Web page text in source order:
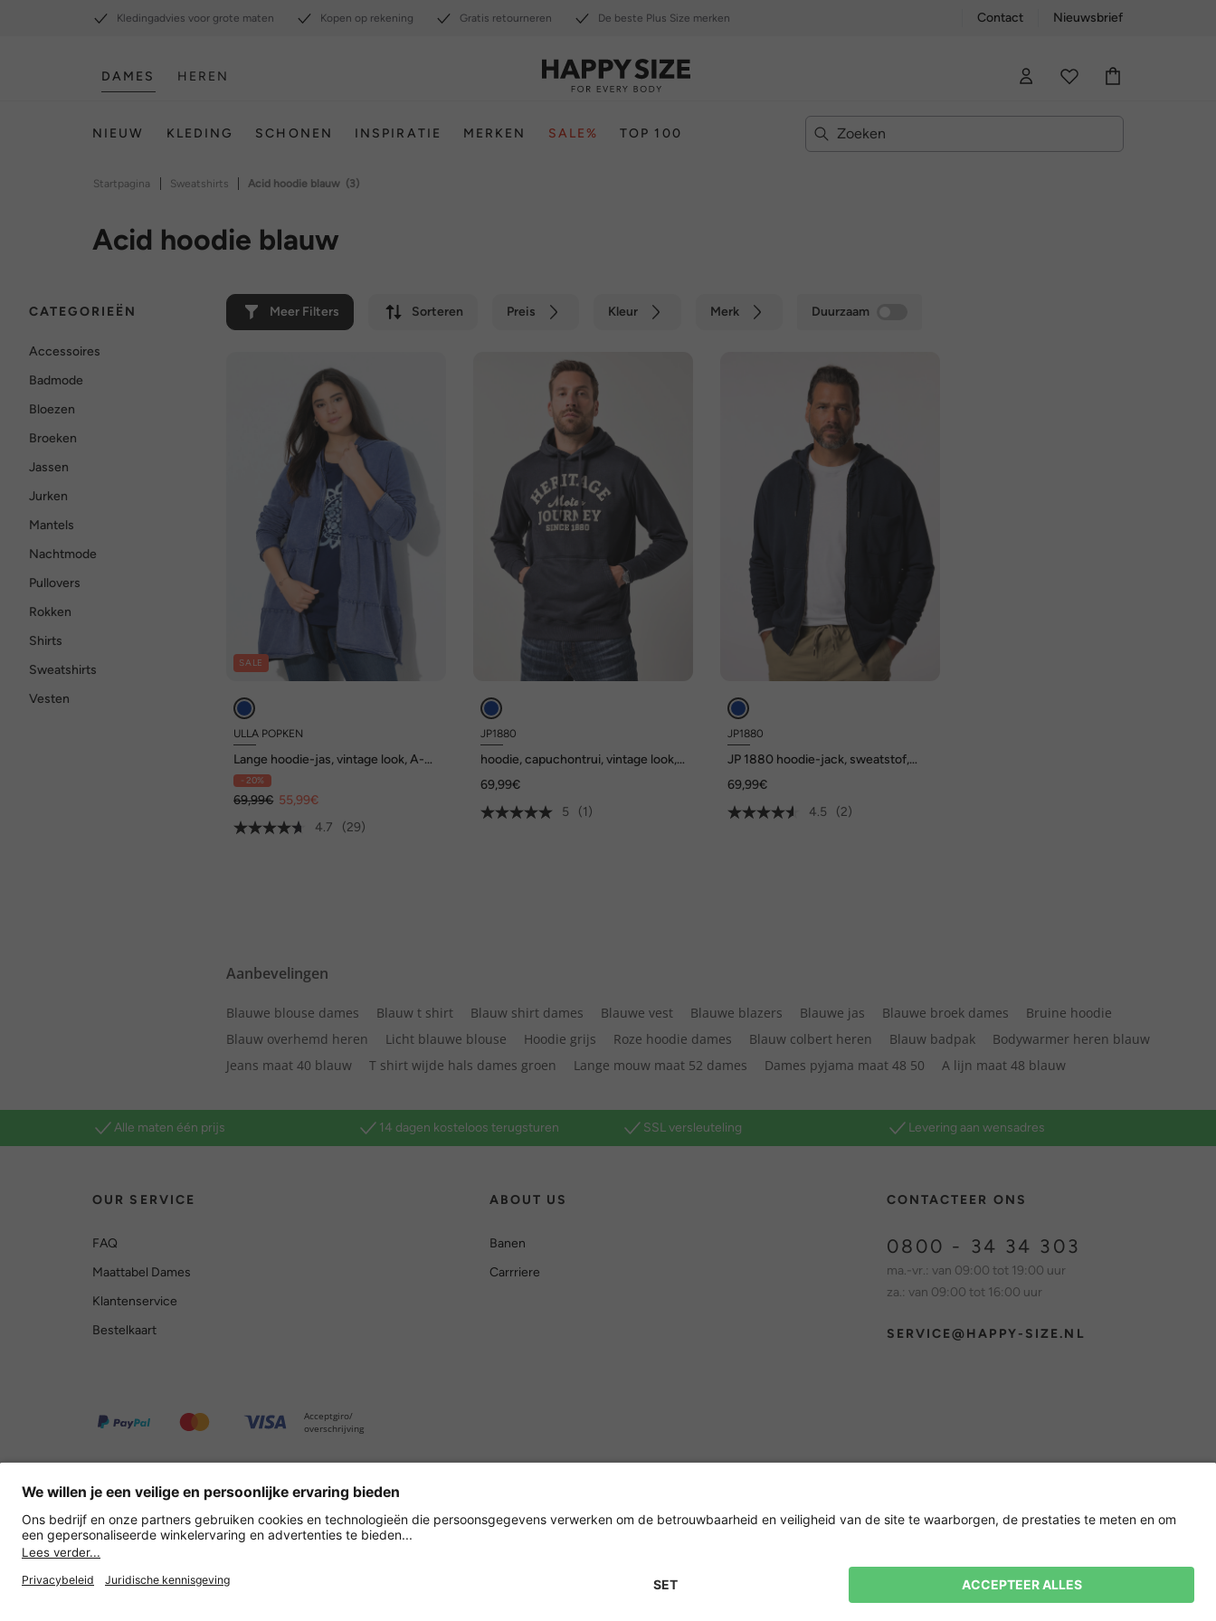
Kledingadvies voor grote maten Kopen op rekening Gratis retourneren De beste Plus Size merken Contact Nieuwsbrief
DAMES HEREN
NIEUW KLEDING SCHONEN INSPIRATIE MERKEN SALE% TOP 100
Startpagina | Sweatshirts | Acid hoodie blauw (3)
Acid hoodie blauw
CATEGORIEËN Meer Filters Sorteren Preis Kleur Merk Duurzaam
Accessoires
Badmode
Bloezen
Broeken
Jassen
Jurken
Mantels
Nachtmode
Pullovers
Rokken
Shirts
Sweatshirts
Vesten
SALE
ULLA POPKEN
Lange hoodie-jas, vintage look, A-
lijn, capuchon
- 20%
69,99€ 55,99€
4.7
(29)
JP1880
hoodie, capuchontrui, vintage look,
69,99€
5
(1)
JP1880
JP 1880 hoodie-jack, sweatstof,
tot 8XL
69,99€
4.5
(2)
Aanbevelingen
Blauwe blouse dames Blauw t shirt Blauw shirt dames Blauwe vest Blauwe blazers Blauwe jas Blauwe broek dames
Bruine hoodie
Blauw overhemd heren
Licht blauwe blouse Hoodie grijs Roze hoodie dames Blauw colbert heren Blauw badpak
Bodywarmer heren blauw
Jeans maat 40 blauw
T shirt wijde hals dames groen Lange mouw maat 52 dames Dames pyjama maat 48 50 A lijn maat 48 blauw
Alle maten één prijs 14 dagen kosteloos terugsturen SSL versleuteling Levering aan wensadres
OUR SERVICE
FAQ
Maattabel Dames
Klantenservice
Bestelkaart
ABOUT US
Banen
Carrriere
CONTACTEER ONS
0800 - 34 34 303
ma.-vr.: van 09:00 tot 19:00 uur
za.: van 09:00 tot 16:00 uur
SERVICE@HAPPY-SIZE.NL
Acceptgiro/
overschrijving
Nederland
Nieuwsbrief
bestelling! 👈
Aanmelden